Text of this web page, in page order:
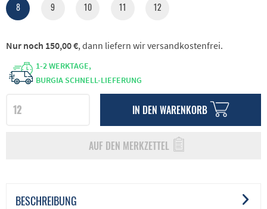
8 9 10 11 12
1-2 WERKTAGE,
BURGIA SCHNELL-LIEFERUNG
IN DEN WARENKORB
AUF DEN MERKZETTEL
Nur noch 150,00 €, dann liefern wir versandkostenfrei.
BESCHREIBUNG